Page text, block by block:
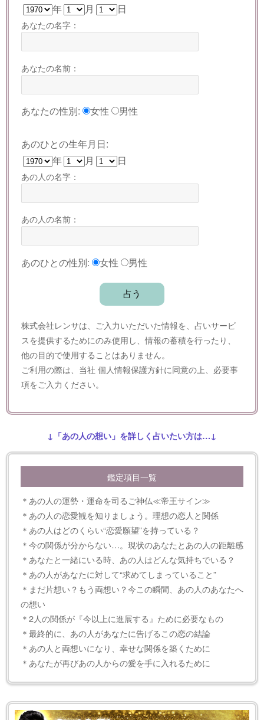
年
月 日
あなたの名字：
あなたの名前：
あなたの性別: 女性 男性
あのひとの生年月日:
年
月 日
あの人の名字：
あの人の名前：
あのひとの性別: 女性 男性
株式会社レンサは、ご入力いただいた情報を、占いサービ
スを提供するためにのみ使用し、情報の蓄積を行ったり、
他の目的で使用することはありません。
ご利用の際は、当社個人情報保護方針に同意の上、必要事
項をご入力ください。
↓「あの人の想い」を詳しく占いたい方は…↓
鑑定項目一覧
＊あの人の運勢・運命を司るご神仏≪帝王サイン≫
＊あの人の恋愛観を知りましょう。理想の恋人と関係
＊あの人はどのくらい“恋愛願望”を持っている？
＊今の関係が分からない…。現状のあなたとあの人の距離感
＊あなたと一緒にいる時、あの人はどんな気持ちでいる？
＊あの人があなたに対して“求めてしまっていること”
＊まだ片想い？もう両想い？今この瞬間、あの人のあなたへ
の想い
＊2人の関係が『今以上に進展する』ために必要なもの
＊最終的に、あの人があなたに告げるこの恋の結論
＊あの人と両想いになり、幸せな関係を築くために
＊あなたが再びあの人からの愛を手に入れるために